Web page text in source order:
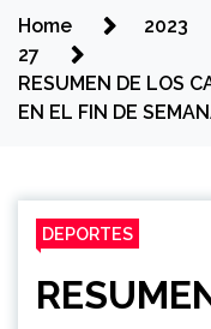
Home 2023
27
RESUMEN DE LOS
EN EL FIN DE
DEPORTES